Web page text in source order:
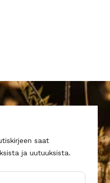
saat
ja uutuuksista.